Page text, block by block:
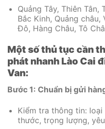
Quảng Tây, Thiên Tân,
Bắc Kinh, Quảng châu,
Đô, Hàng Châu, Tô
Một số thủ tục cần
phát nhanh Lào Cai
Van:
Bước 1: Chuẩn bị gửi
Kiểm tra thông tin:
thước, trọng lượng,